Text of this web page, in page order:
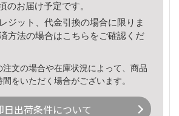
のお届け予定です。
ジット、代金引換の場合に限りま
方法の場合はこちら をご確認くだ
文の場合や在庫状況によって、商品
をいただく場合がございます。
日出荷条件について